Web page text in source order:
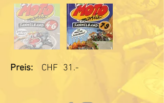
31.-
CHF
Preis: